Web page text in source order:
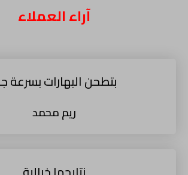
آراء العملاء
بتطحن البهارات بسرعة
ريم محمد